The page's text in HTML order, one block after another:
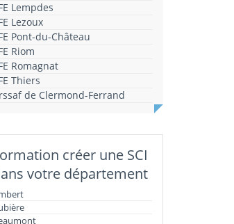
Lempdes
Lezoux
Pont-du-Château
Riom
Romagnat
Thiers
de Clermond-Ferrand
créer une SCI
votre département